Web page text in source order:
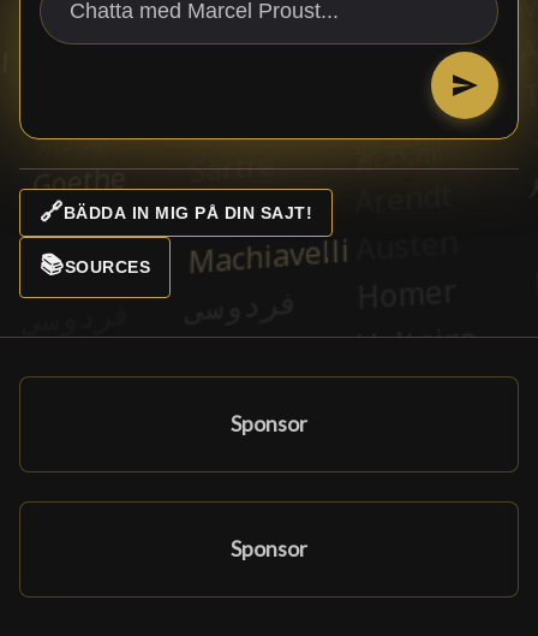
🔗BÄDDA IN MIG PÅ DIN SAJT!
📚SOURCES
Sponsor
Sponsor